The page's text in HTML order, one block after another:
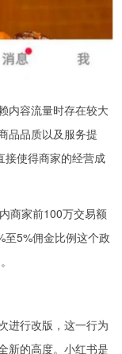
内容流量时存在较大
品品质以及服务提
接使得商家的经营成
商家前100万交易额
至5%佣金比例这个政
进行改版，这一行为
新的高度。小红书是